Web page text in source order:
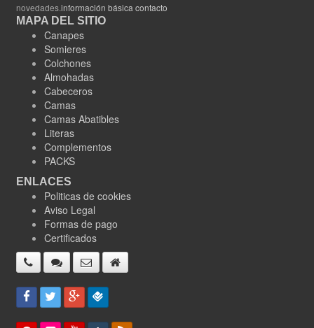
novedades.información básica contacto
MAPA DEL SITIO
Canapes
Somieres
Colchones
Almohadas
Cabeceros
Camas
Camas Abatibles
Literas
Complementos
PACKS
ENLACES
Politicas de cookies
Aviso Legal
Formas de pago
Certificados